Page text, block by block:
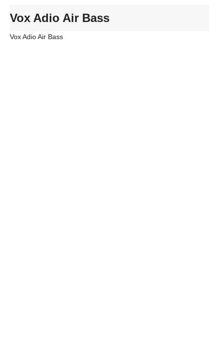
Vox Adio Air Bass
Vox Adio Air Bass